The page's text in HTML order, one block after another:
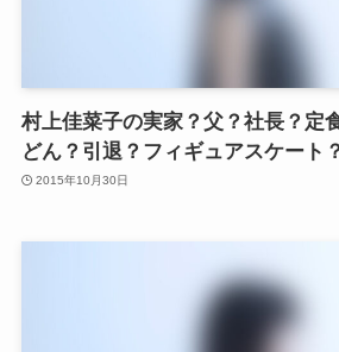
村上佳菜子の実家？父？社長？定
どん？引退？フィギュアスケート
2015年10月30日